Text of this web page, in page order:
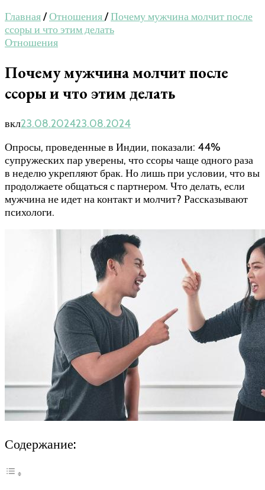
Главная/Отношения/Почему мужчина молчит после
ссоры и что этим делать
Отношения
Почему мужчина молчит после
ссоры и что этим делать
вкл23.08.202423.08.2024
Опросы, проведенные в Индии, показали: 44%
супружеских пар уверены, что ссоры чаще одного раза
в неделю укрепляют брак. Но лишь при условии, что вы
продолжаете общаться с партнером. Что делать, если
мужчина не идет на контакт и молчит? Рассказывают
психологи.
Содержание: